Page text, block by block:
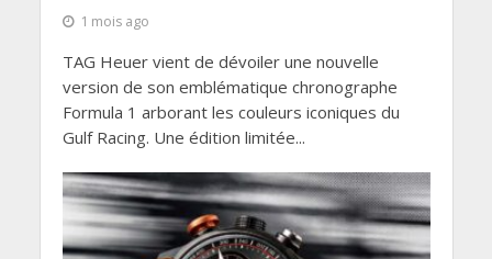
1 mois ago
TAG Heuer vient de dévoiler une nouvelle
version de son emblématique chronographe
Formula 1 arborant les couleurs iconiques du
Gulf Racing. Une édition limitée...